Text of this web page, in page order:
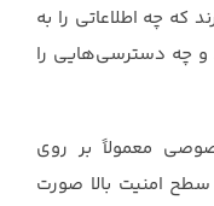
که چه اطلاعاتی را به
و چه دسترسی‌هایی را
معمولاً بر روی
‏امنیت بالا صورت